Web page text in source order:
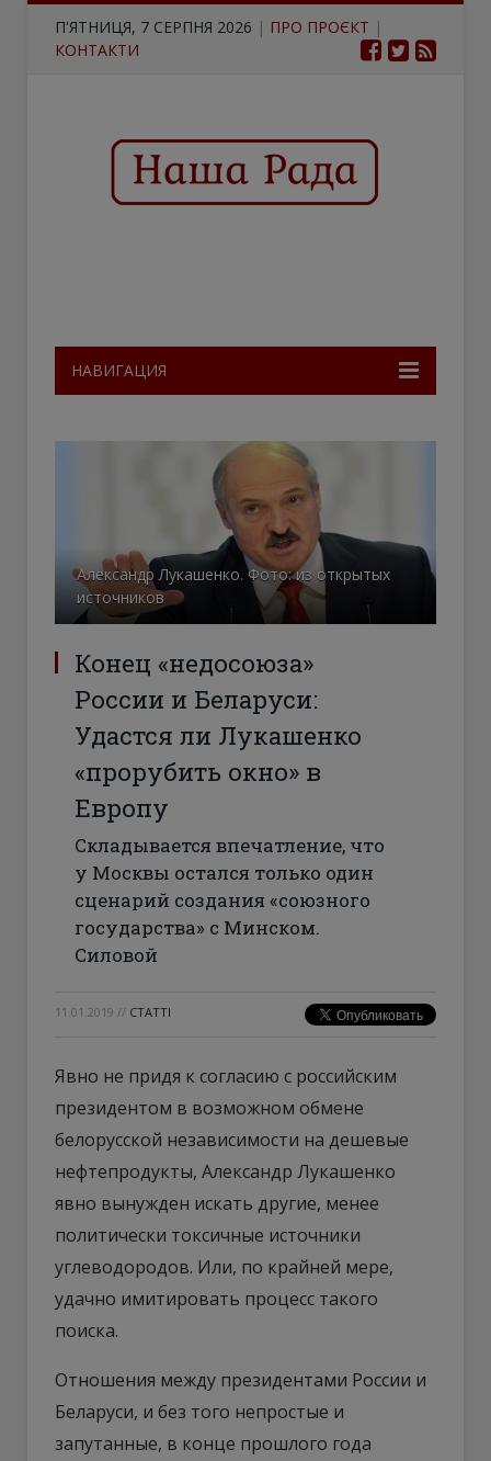
П'ЯТНИЦЯ, 7 СЕРПНЯ 2026 | ПРО ПРОЄКТ |
КОНТАКТИ
НАВИГАЦИЯ
Александр Лукашенко. Фото: из открытых
источников
Конец «недосоюза»
России и Беларуси:
Удастся ли Лукашенко
«прорубить окно» в
Европу
Складывается впечатление, что
у Москвы остался только один
сценарий создания «союзного
государства» с Минском.
Силовой
11.01.2019 // СТАТТІ
Явно не придя к согласию с российским
президентом в возможном обмене
белорусской независимости на дешевые
нефтепродукты, Александр Лукашенко
явно вынужден искать другие, менее
политически токсичные источники
углеводородов. Или, по крайней мере,
удачно имитировать процесс такого
поиска.
Отношения между президентами России и
Беларуси, и без того непростые и
запутанные, в конце прошлого года